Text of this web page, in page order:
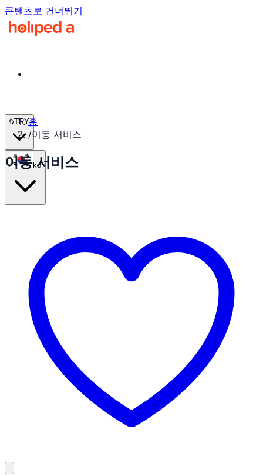
콘텐츠로 건너뛰기
₺TRY
ko
홈
/이동 서비스
이동 서비스